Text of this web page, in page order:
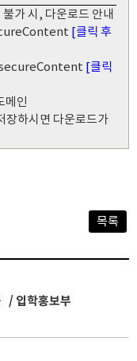
가 시, 다운로드 안내
[클릭 후
[클릭
메인
장하시면 다운로드가
목록
/ 입학홍보부